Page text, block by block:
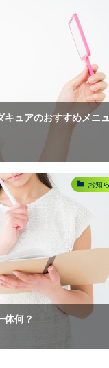
ュアのおすすめメニュ
お知
体何？